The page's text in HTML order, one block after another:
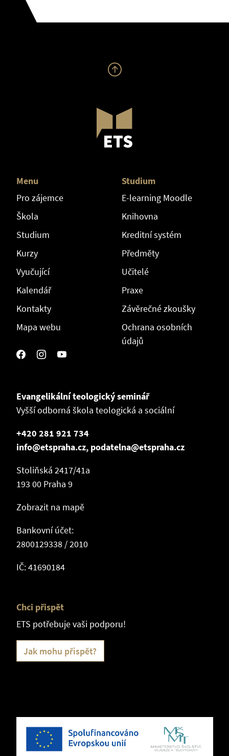
Menu
Pro zájemce
Škola
Studium
Kurzy
Vyučující
Kalendář
Kontakty
Mapa webu
Studium
E-learning Moodle
Knihovna
Kreditní systém
Předměty
Učitelé
Praxe
Závěrečné zkoušky
Ochrana osobních
údajů
Evangelikální teologický seminář
Vyšší odborná škola teologická a sociální
+420 281 921 734
info@etspraha.cz, podatelna@etspraha.cz
Stoliňská 2417/41a
193 00 Praha 9
Zobrazit na mapě
Bankovní účet:
2800129338 / 2010
IČ: 41690184
Chci přispět
ETS potřebuje vaši podporu!
Jak mohu přispět?